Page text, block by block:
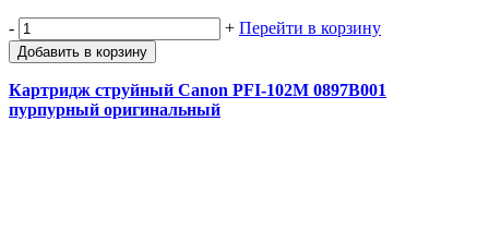
- + Перейти в корзину
Добавить в корзину
Картридж струйный Canon PFI-102M 0897B001
пурпурный оригинальный